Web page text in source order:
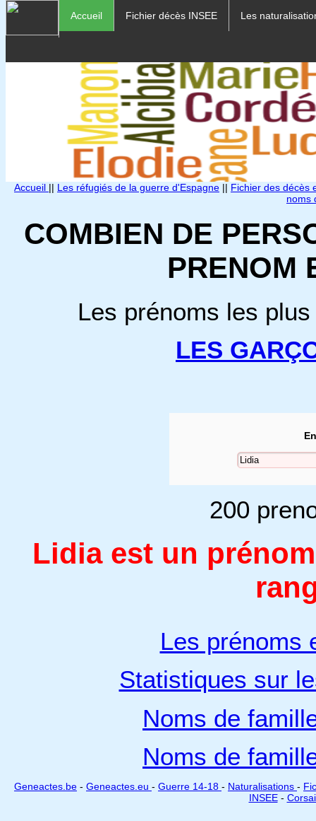
Accueil Fichier décès INSEE Les
Accueil || Les réfugiés de la guerre d'Espagne || Fichier des décès
noms
COMBIEN DE
PRENOM
Les prénoms les
LES
200
Lidia est un
Les prénoms
Statistiques sur
Noms de
Noms de
Geneactes.be - Geneactes.eu - Guerre 14-18 - Naturalisations -
INSEE-